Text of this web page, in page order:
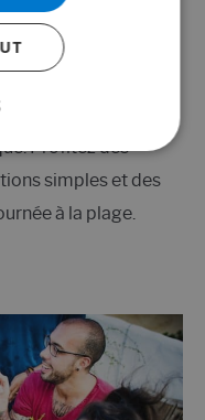
gai et une
à la fois pendant la
s'allument,
Profitez des
simples et des
à la plage.